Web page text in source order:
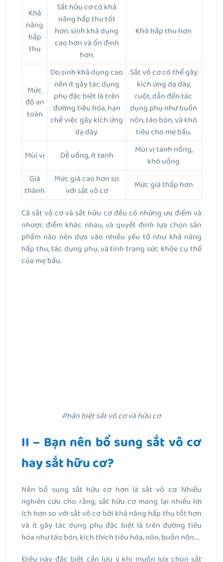
Khả
năng
hấp
thu
Sắt hữu cơ có khả
năng hấp thu tốt
hơn, sinh khả dụng
cao hơn và ổn định
hơn.
Khó hấp thu hơn
Mức
độ an
toàn
Do sinh khả dụng cao
nên ít gây tác dụng
phụ đặc biệt là trên
đường tiêu hóa, hạn
chế việc gây kích ứng
dạ dày.
Sắt vô cơ có thể gây
kích ứng dạ dày,
ruột, dẫn đến tác
dụng phụ như buồn
nôn, táo bón, và khó
tiêu cho mẹ bầu.
Mùi vị
Dễ uống, ít tanh
Mùi vị tanh nồng,
khó uống
Giá
thành
Mức giá cao hơn so
với sắt vô cơ
Mức giá thấp hơn
Cả sắt vô cơ và sắt hữu cơ đều có những ưu điểm và
nhược điểm khác nhau, và quyết định lựa chọn sản
phẩm nào nên dựa vào nhiều yếu tố như khả năng
hấp thu, tác dụng phụ, và tình trạng sức khỏe cụ thể
của mẹ bầu.
Phân biệt sắt vô cơ và hữu cơ
II – Bạn nên bổ sung sắt vô cơ
hay sắt hữu cơ?
Nên bổ sung sắt hữu cơ hơn là sắt vô cơ. Nhiều
nghiên cứu cho rằng, sắt hữu cơ mang lại nhiều lợi
ích hơn so với sắt vô cơ bởi khả năng hấp thu tốt hơn
và ít gây tác dụng phụ đặc biệt là trên đường tiêu
hóa như táo bón, kích thích tiêu hóa, nôn, buồn nôn….
Điều này đặc biệt cần lưu ý khi muốn lựa chọn sắt